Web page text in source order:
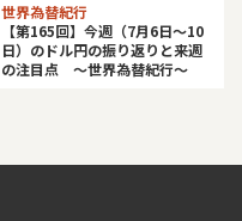
世界為替紀行
【第165回】今週（7月6日～10
日）のドル円の振り返りと来週
の注目点 ～世界為替紀行～